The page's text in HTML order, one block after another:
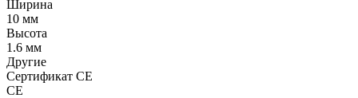
Ширина
10 мм
Высота
1.6 мм
Другие
Сертификат CE
CE